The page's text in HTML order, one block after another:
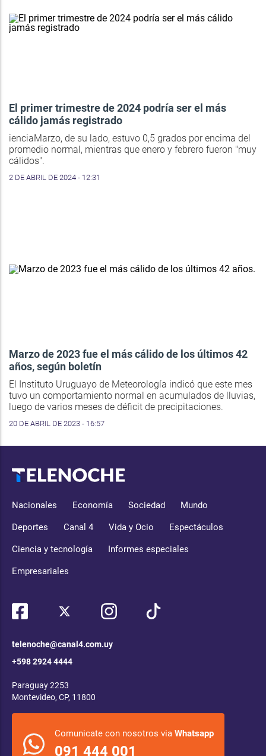
El primer trimestre de 2024 podría ser el más
cálido jamás registrado
ienciaMarzo, de su lado, estuvo 0,5 grados por encima del
promedio normal, mientras que enero y febrero fueron "muy
cálidos".
2 DE ABRIL DE 2024 - 12:31
Marzo de 2023 fue el más cálido de los últimos 42
años, según boletín
El Instituto Uruguayo de Meteorología indicó que este mes
tuvo un comportamiento normal en acumulados de lluvias,
luego de varios meses de déficit de precipitaciones.
20 DE ABRIL DE 2023 - 16:57
Nacionales Economía Sociedad Mundo
Deportes Canal 4 Vida y Ocio Espectáculos
Ciencia y tecnología Informes especiales
Empresariales
telenoche@canal4.com.uy
+598 2924 4444
Paraguay 2253
Montevideo, CP, 11800
Comunicate con nosotros via Whatsapp
091 444 001